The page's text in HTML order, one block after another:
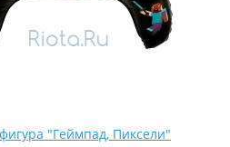
"Геймпад, Пиксели"